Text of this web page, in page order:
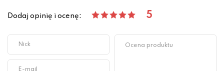
Dodaj opinię i ocenę: 5